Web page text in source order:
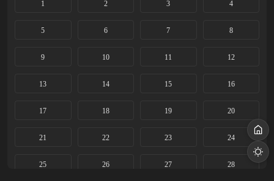
1 2 3 4
5 6 7 8
9 10 11 12
13 14 15 16
17 18 19 20
21 22 23 24
25 26 27 28